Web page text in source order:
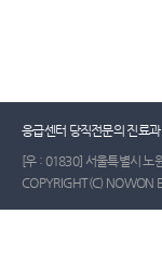
응급센터 당직전문의 진료과
[우 : 01830] 서울특별시 노
COPYRIGHT(C) NOWON